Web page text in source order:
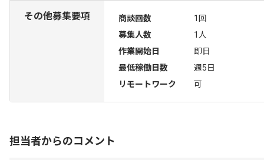
その他募集要項 商談回数
1回
募集人数
1人
作業開始日
即日
最低稼働日数
週5日
リモートワーク
可
担当者からのコメント